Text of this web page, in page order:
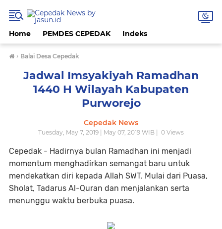
Home PEMDES CEPEDAK Indeks
› Balai Desa Cepedak
Jadwal Imsyakiyah Ramadhan
1440 H Wilayah Kabupaten
Purworejo
Cepedak News
Tuesday, May 7, 2019 | May 07, 2019 WIB | 0 Views
Cepedak - Hadirnya bulan Ramadhan ini menjadi
momentum menghadirkan semangat baru untuk
mendekatkan diri kepada Allah SWT. Mulai dari Puasa,
Sholat, Tadarus Al-Quran dan menjalankan serta
menunggu waktu berbuka puasa.